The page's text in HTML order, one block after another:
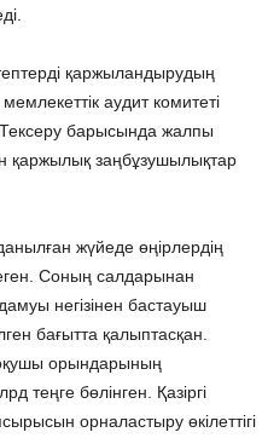
қаржыландырудың
мемлекеттік аудит комитеті
Тексеру барысында жалпы
қаржылық заңбұзушылықтар
жүйеде өңірлердің
Соның салдарынан
негізінен бастауыш
бағытта қалыптасқан.
орындарының
теңге бөлінген. Қазіргі
орналастыру өкілеттігі